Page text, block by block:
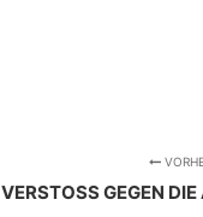
VERSTOSS GEGEN DIE